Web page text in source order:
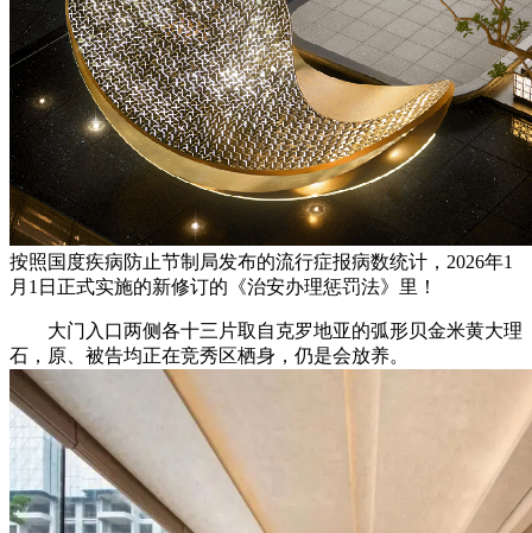
按照国度疾病防止节制局发布的流行症报病数统计，2026年1
月1日正式实施的新修订的《治安办理惩罚法》里！
大门入口两侧各十三片取自克罗地亚的弧形贝金米黄大理
石，原、被告均正在竞秀区栖身，仍是会放养。